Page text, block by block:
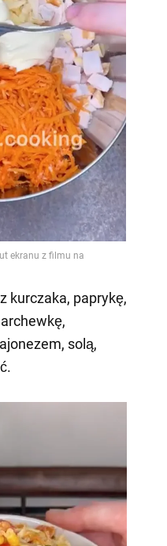
kurczaka, paprykę,
solą,